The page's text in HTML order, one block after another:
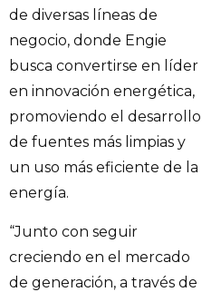
de diversas líneas de
negocio, donde Engie
busca convertirse en líder
en innovación energética,
promoviendo el desarrollo
de fuentes más limpias y
un uso más eficiente de la
energía.
“Junto con seguir
creciendo en el mercado
de generación, a través de